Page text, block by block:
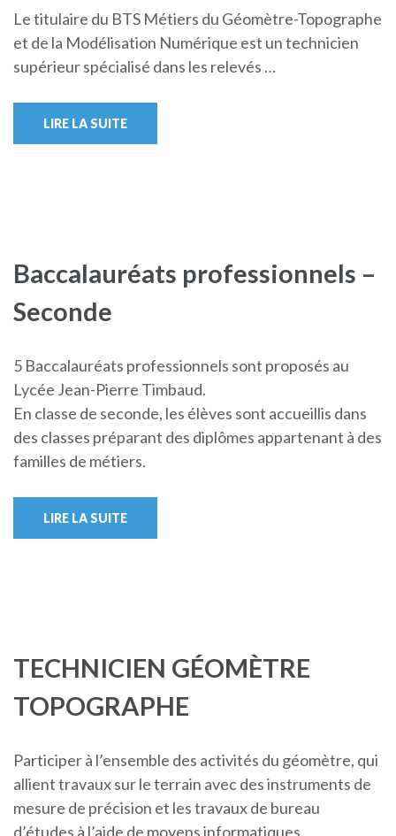
Le titulaire du BTS Métiers du Géomètre-Topographe
et de la Modélisation Numérique est un technicien
supérieur spécialisé dans les relevés …
LIRE LA SUITE
Baccalauréats professionnels –
Seconde
5 Baccalauréats professionnels sont proposés au
Lycée Jean-Pierre Timbaud.
En classe de seconde, les élèves sont accueillis dans
des classes préparant des diplômes appartenant à des
familles de métiers.
LIRE LA SUITE
TECHNICIEN GÉOMÈTRE
TOPOGRAPHE
Participer à l’ensemble des activités du géomètre, qui
allient travaux sur le terrain avec des instruments de
mesure de précision et les travaux de bureau
d’études à l’aide de moyens informatiques